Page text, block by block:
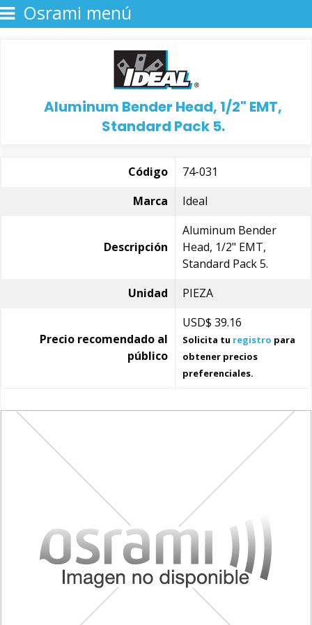
Osrami menú
Aluminum Bender Head, 1/2" EMT,
Standard Pack 5.
Código
74-031
Marca
Ideal
Descripción
Aluminum Bender
Head, 1/2" EMT,
Standard Pack 5.
Unidad
PIEZA
Precio recomendado al
público
USD$ 39.16
Solicita tu registro para
obtener precios
preferenciales.